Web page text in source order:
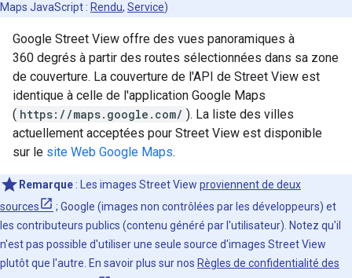
Maps JavaScript : Rendu, Service)
Google Street View offre des vues panoramiques à
360 degrés à partir des routes sélectionnées dans sa zone
de couverture. La couverture de l'API de Street View est
identique à celle de l'application Google Maps
( https://maps.google.com/ ). La liste des villes
actuellement acceptées pour Street View est disponible
sur le site Web Google Maps.
Remarque : Les images Street View proviennent de deux
sources
; Google (images non contrôlées par les développeurs) et
les contributeurs publics (contenu généré par l'utilisateur). Notez qu'il
n'est pas possible d'utiliser une seule source d'images Street View
plutôt que l'autre. En savoir plus sur nos Règles de confidentialité des